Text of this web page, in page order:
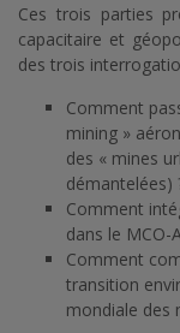
Ces trois parties
capacitaire et
des trois
Comment
mining »
des « mines
démantelées)
Comment
dans le MCO-
Comment
transition
mondiale des